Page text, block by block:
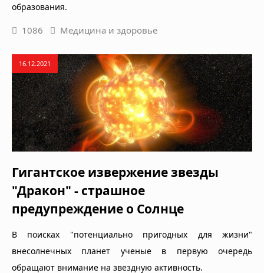
образования.
1086 Медицина и здоровье
16.12.2021
Гигантское извержение звезды
"Дракон" - страшное
предупреждение о Солнце
В поисках "потенциально пригодных для жизни"
внесолнечных планет ученые в первую очередь
обращают внимание на звездную активность.